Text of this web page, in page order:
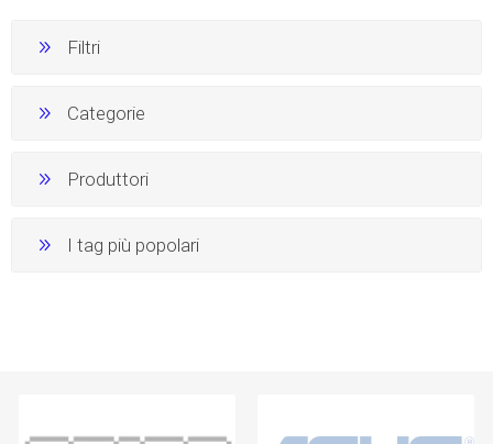
Filtri
Categorie
Produttori
I tag più popolari